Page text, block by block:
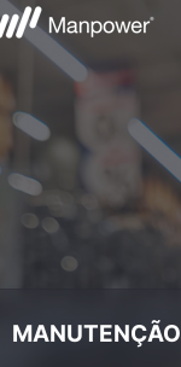
MANUTENÇÃO